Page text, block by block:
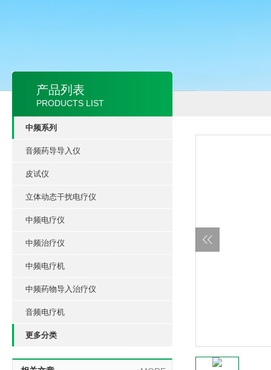
产品列表
PRODUCTS LIST
中频系列
音频药导导入仪
皮试仪
立体动态干扰电疗仪
中频电疗仪
中频治疗仪
中频电疗机
中频药物导入治疗仪
音频电疗机
更多分类